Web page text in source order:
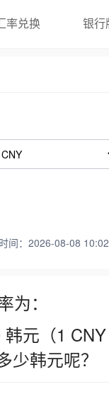
率兑换 银行
间：2026-08-08
：
元（1
少韩元呢？